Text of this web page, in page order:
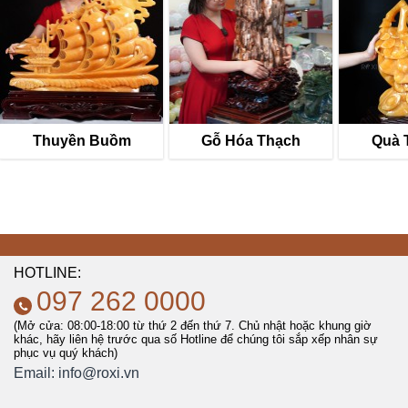
Thuyền Buồm Gỗ Hóa Thạch Quà
HOTLINE:
097 262 0000
(Mở cửa: 08:00-18:00 từ thứ 2 đến thứ 7. Chủ nhật hoặc khung giờ
khác, hãy liên hệ trước qua số Hotline để chúng tôi sắp xếp nhân sự
phục vụ quý khách)
Email: info@roxi.vn